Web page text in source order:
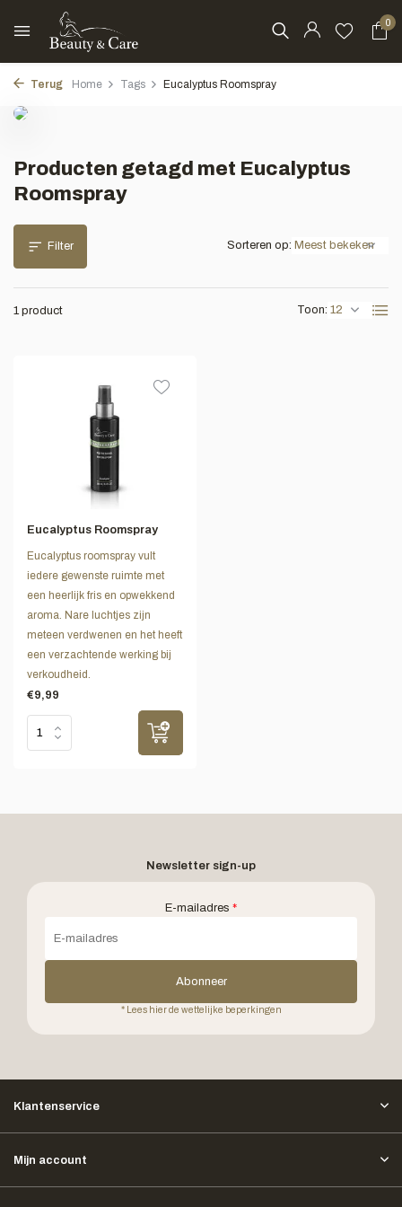
0
Terug Home Tags Eucalyptus Roomspray
Producten getagd met Eucalyptus
Roomspray
Filter
1 product Toon:
Sorteren op:
Eucalyptus Roomspray
Eucalyptus roomspray vult
iedere gewenste ruimte met
een heerlijk fris en opwekkend
aroma. Nare luchtjes zijn
meteen verdwenen en het heeft
een verzachtende werking bij
verkoudheid.
€9,99
Newsletter sign-up
E-mailadres *
Abonneer
* Lees hier de wettelijke beperkingen
Klantenservice
Mijn account